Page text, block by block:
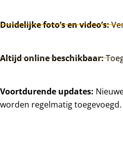
Duidelijke foto’s en video’s:
Altijd online beschikbaar:
Voortdurende updates:
worden regelmatig toegevoegd.